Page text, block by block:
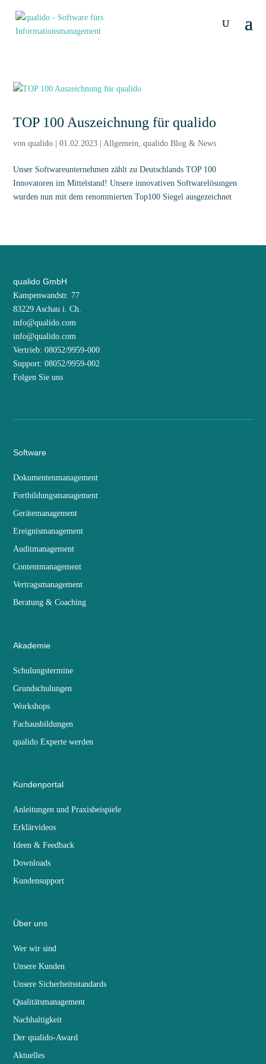
TOP 100 Auszeichnung für qualido
vonqualido |01.02.2023 |Allgemein,qualido Blog & News
Unser Softwareunternehmen zählt zu Deutschlands TOP 100
Innovatoren im Mittelstand! Unsere innovativen Softwarelösungen
wurden nun mit dem renommierten Top100 Siegel ausgezeichnet
qualido GmbH
Kampenwandstr. 77
83229 Aschau i. Ch.
info@qualido.com
info@qualido.com
Vertrieb: 08052/9959-000
Support: 08052/9959-002
Folgen Sie uns
Software
Dokumentenmanagement
Fortbildungsmanagement
Gerätemanagement
Ereignismanagement
Auditmanagement
Contentmanagement
Vertragsmanagement
Beratung & Coaching
Akademie
Schulungstermine
Grundschulungen
Workshops
Fachausbildungen
qualido Experte werden
Kundenportal
Anleitungen und Praxisbeispiele
Erklärvideos
Ideen & Feedback
Downloads
Kundensupport
Über uns
Wer wir sind
Unsere Kunden
Unsere Sicherheitsstandards
Qualitätsmanagement
Nachhaltigkeit
Der qualido-Award
Aktuelles